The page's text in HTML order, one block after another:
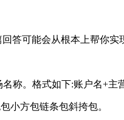
答可能会从根本上帮你实
称。格式如下:账户名+主
小方包链条包斜挎包。